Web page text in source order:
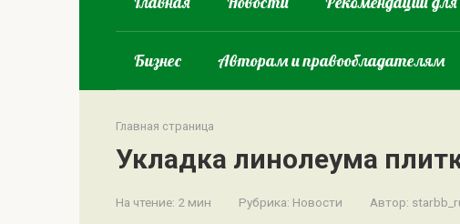
Бизнес Авторам и правообладателям
Главная страница
Укладка линолеума
На чтение: 2 мин Рубрика: Новости Автор: